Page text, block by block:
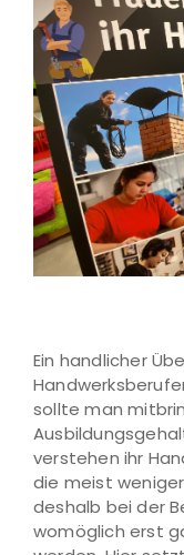
Ein handlicher
sollte man
verstehen ihr
die meist
deshalb bei der
womöglich erst